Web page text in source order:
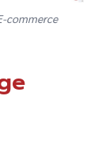
commerce